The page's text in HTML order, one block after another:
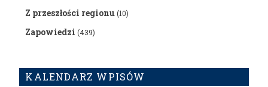
Z przeszłości regionu(10)
Zapowiedzi (439)
KALENDARZ WPISÓW